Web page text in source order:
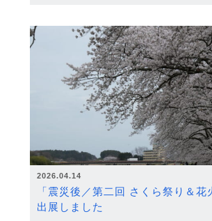
2026.04.14
「震災後／第二回 さくら祭り＆花
出展しました